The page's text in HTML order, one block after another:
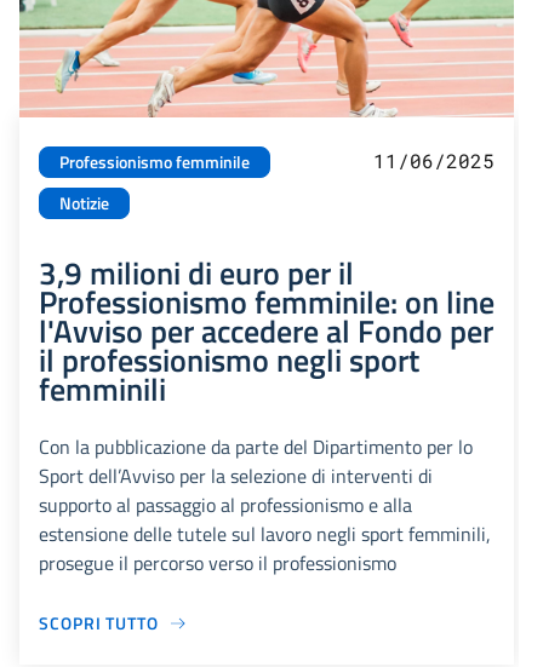
Professionismo femminile
Notizie
11/06/2025
3,9 milioni di euro per il
Professionismo femminile: on line
l'Avviso per accedere al Fondo per
il professionismo negli sport
femminili
Con la pubblicazione da parte del Dipartimento per lo
Sport dell’Avviso per la selezione di interventi di
supporto al passaggio al professionismo e alla
estensione delle tutele sul lavoro negli sport femminili,
prosegue il percorso verso il professionismo
SCOPRI TUTTO